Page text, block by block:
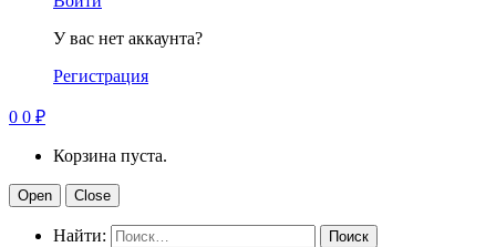
У вас нет аккаунта?
Регистрация
0 0 ₽
Корзина пуста.
Open Close
Найти: